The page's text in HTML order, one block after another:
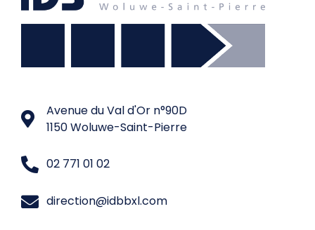
Avenue du Val d'Or n°90D
1150 Woluwe-Saint-Pierre
02 771 01 02
direction@idbbxl.com